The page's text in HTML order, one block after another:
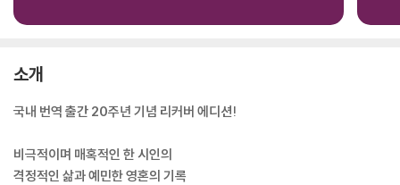
소개
국내 번역 출간 20주년 기념 리커버 에디션!
비극적이며 매혹적인 한 시인의
격정적인 삶과 예민한 영혼의 기록